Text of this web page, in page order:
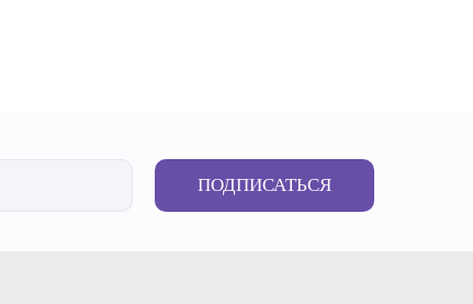
ПОДПИСАТЬСЯ